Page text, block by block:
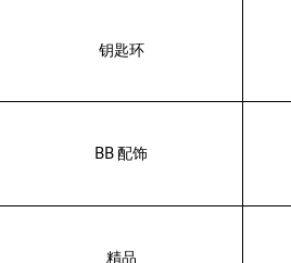
钥匙环
BB 配饰
精品